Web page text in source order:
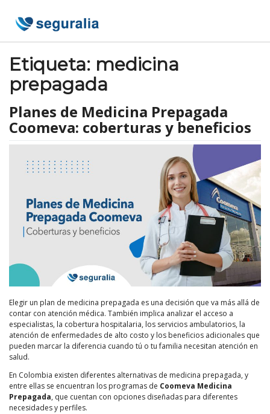
content
Etiqueta: medicina
prepagada
Planes de Medicina Prepagada
Coomeva: coberturas y beneficios
Elegir un plan de medicina prepagada es una decisión que va más allá de
contar con atención médica. También implica analizar el acceso a
especialistas, la cobertura hospitalaria, los servicios ambulatorios, la
atención de enfermedades de alto costo y los beneficios adicionales que
pueden marcar la diferencia cuando tú o tu familia necesitan atención en
salud.
En Colombia existen diferentes alternativas de medicina prepagada, y
entre ellas se encuentran los programas de Coomeva Medicina
Prepagada, que cuentan con opciones diseñadas para diferentes
necesidades y perfiles.